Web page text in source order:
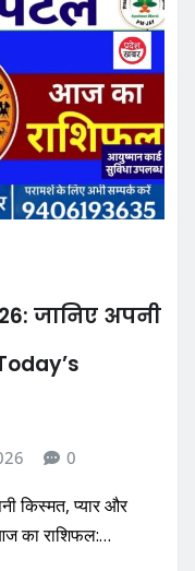
जानिए अपनी
0
किस्मत, प्यार और
का राशिफल:…